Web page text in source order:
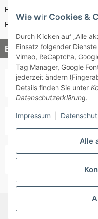
Reparatur-Service
Retouren-Service
Bezahlung & Versand
* Alle Preise inkl.
Alle
Wie wir Cookies &
Durch Klicken auf „Alle
Einsatz folgender
Vimeo, ReCaptcha,
Tag Manager, Google
jederzeit ändern
Details finden Sie unter
Datenschutzerklärung.
Impressum